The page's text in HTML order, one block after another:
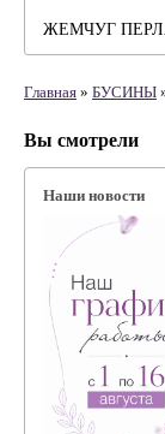
ЖЕМЧУГ
Главная » БУСИНЫ
Вы смотрели
Наши новости